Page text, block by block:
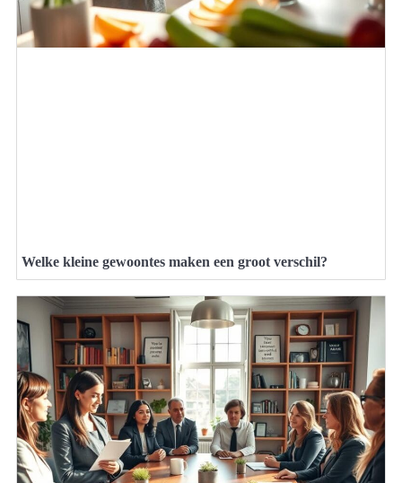
Welke kleine gewoontes maken een groot verschil?